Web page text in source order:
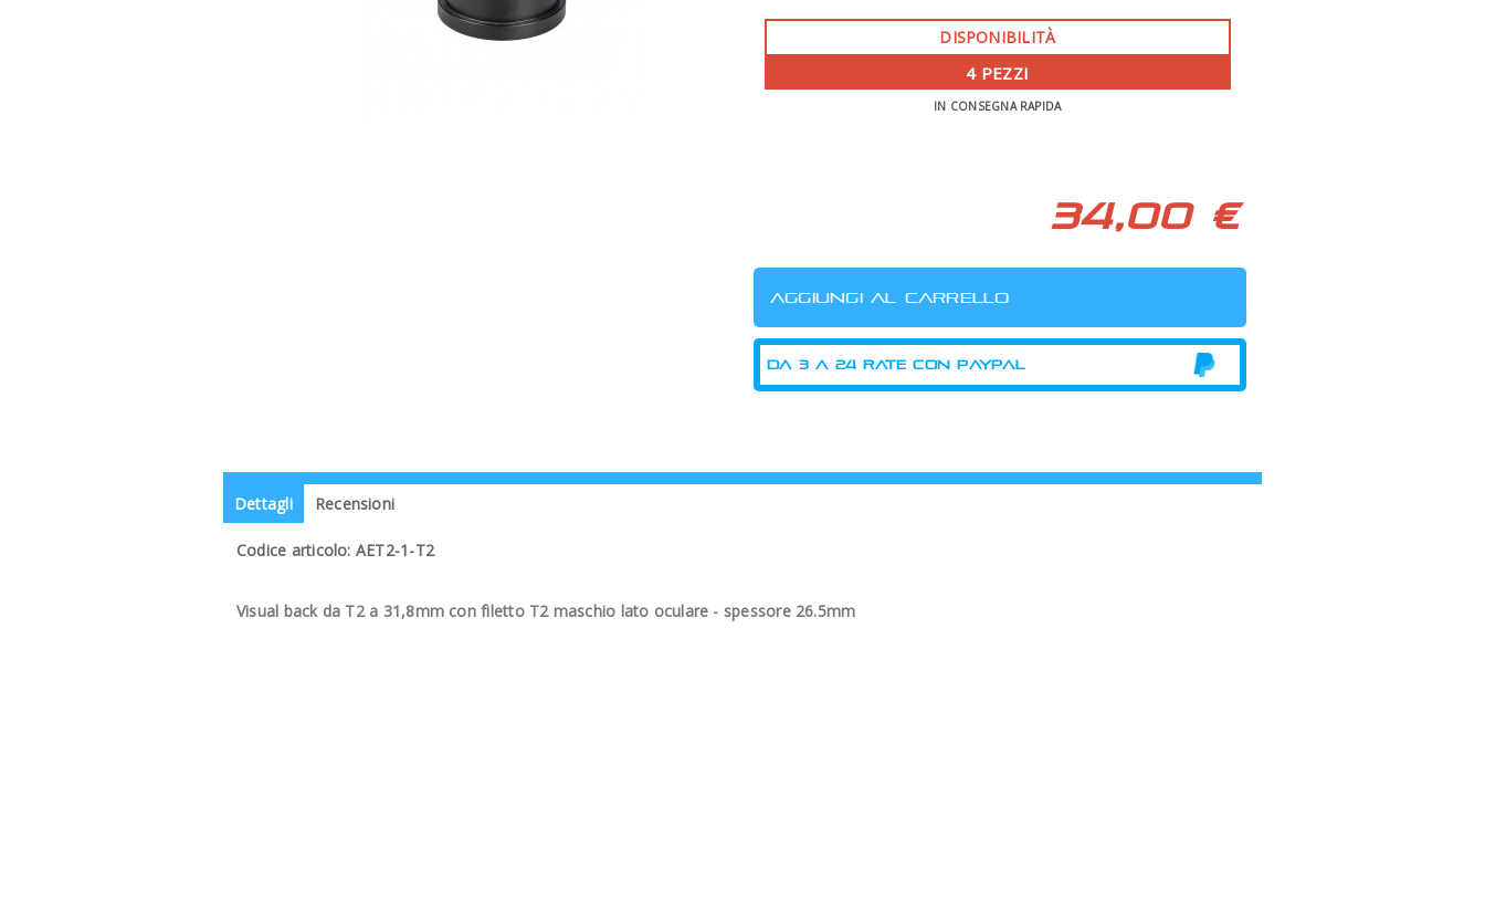
DISPONIBILITÀ
4 PEZZI
IN CONSEGNA RAPIDA
34,00 €
Dettagli Recensioni
Codice articolo: AET2-1-T2
Visual back da T2 a 31,8mm con filetto T2 maschio lato oculare - spessore 26.5mm